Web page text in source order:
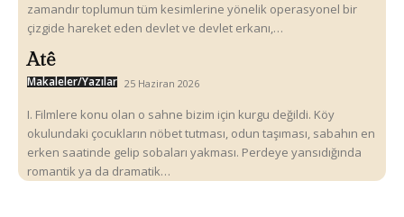
zamandır toplumun tüm kesimlerine yönelik operasyonel bir
çizgide hareket eden devlet ve devlet erkanı,…
Atê
Makaleler/Yazılar 25 Haziran 2026
I. Filmlere konu olan o sahne bizim için kurgu değildi. Köy
okulundaki çocukların nöbet tutması, odun taşıması, sabahın en
erken saatinde gelip sobaları yakması. Perdeye yansıdığında
romantik ya da dramatik…